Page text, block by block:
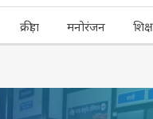
क्रीड़ा मनोरंजन